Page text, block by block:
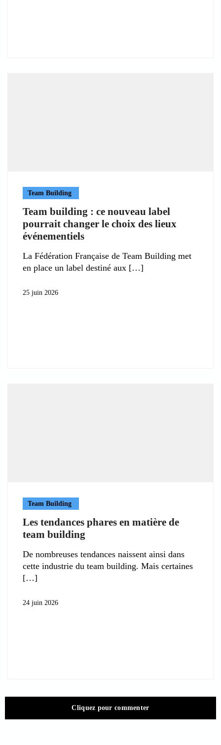
Team Building
Team building : ce nouveau label
pourrait changer le choix des lieux
événementiels
La Fédération Française de Team Building met
en place un label destiné aux
25 juin 2026
Team Building
Les tendances phares en matière de
team building
De nombreuses tendances naissent ainsi dans
cette industrie du team building. Mais certaines
24 juin 2026
Cliquez pour commenter